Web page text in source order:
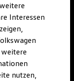
Interessen
weitere
nutzen,